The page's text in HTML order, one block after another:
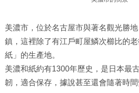
美濃市，位於名古屋市與著名觀光勝
鎮，這裡除了有江戶町屋鱗次櫛比的
紙」的生產地。
美濃和紙約有1300年歷史，是日本最
韌，適合保存，據說甚至還會隨著時間